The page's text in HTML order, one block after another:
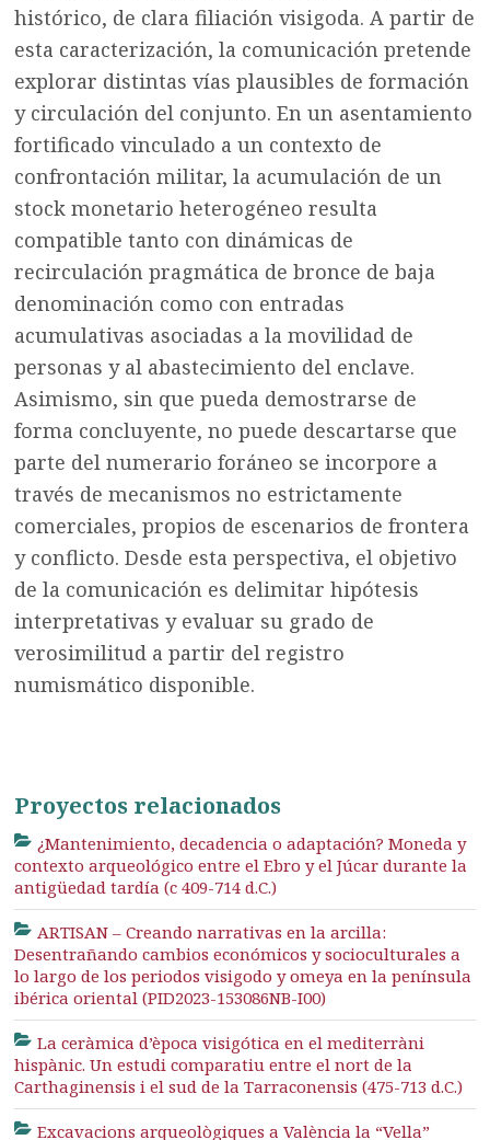
histórico, de clara filiación visigoda. A partir de
esta caracterización, la comunicación pretende
explorar distintas vías plausibles de formación
y circulación del conjunto. En un asentamiento
fortificado vinculado a un contexto de
confrontación militar, la acumulación de un
stock monetario heterogéneo resulta
compatible tanto con dinámicas de
recirculación pragmática de bronce de baja
denominación como con entradas
acumulativas asociadas a la movilidad de
personas y al abastecimiento del enclave.
Asimismo, sin que pueda demostrarse de
forma concluyente, no puede descartarse que
parte del numerario foráneo se incorpore a
través de mecanismos no estrictamente
comerciales, propios de escenarios de frontera
y conflicto. Desde esta perspectiva, el objetivo
de la comunicación es delimitar hipótesis
interpretativas y evaluar su grado de
verosimilitud a partir del registro
numismático disponible.
Proyectos relacionados
¿Mantenimiento, decadencia o adaptación? Moneda y
contexto arqueológico entre el Ebro y el Júcar durante la
antigüedad tardía (c 409-714 d.C.)
ARTISAN – Creando narrativas en la arcilla:
Desentrañando cambios económicos y socioculturales a
lo largo de los periodos visigodo y omeya en la península
ibérica oriental (PID2023-153086NB-I00)
La ceràmica d’època visigótica en el mediterràni
hispànic. Un estudi comparatiu entre el nort de la
Carthaginensis i el sud de la Tarraconensis (475-713 d.C.)
Excavacions arqueològiques a València la “Vella”